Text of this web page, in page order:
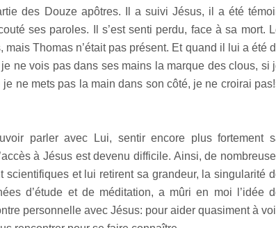
des Douze apôtres. Il a suivi Jésus, il a été
ses paroles. Il s’est senti perdu, face à sa mort.
Thomas n’était pas présent. Et quand il lui a été
ne vois pas dans ses mains la marque des clous, si
ne mets pas la main dans son côté, je ne croirai
parler avec Lui, sentir encore plus fortement
à Jésus est devenu difficile. Ainsi, de
et lui retirent sa grandeur, la singularité
d’étude et de méditation, a mûri en moi l’idée
personnelle avec Jésus: pour aider quasiment à